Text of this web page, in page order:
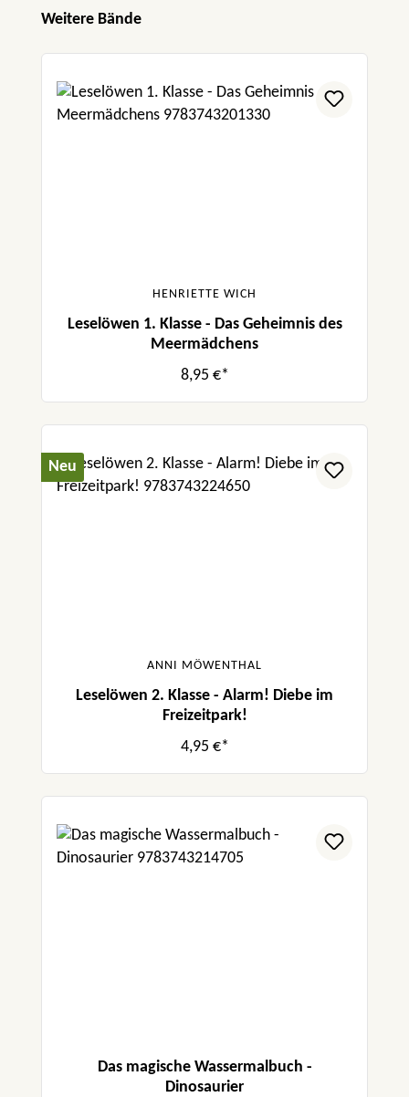
Produktgalerie überspringen
Weitere Bände
HENRIETTE WICH
Leselöwen 1. Klasse - Das Geheimnis des
Meermädchens
8,95 €*
Neu
ANNI MÖWENTHAL
Leselöwen 2. Klasse - Alarm! Diebe im
Freizeitpark!
4,95 €*
Das magische Wassermalbuch -
Dinosaurier